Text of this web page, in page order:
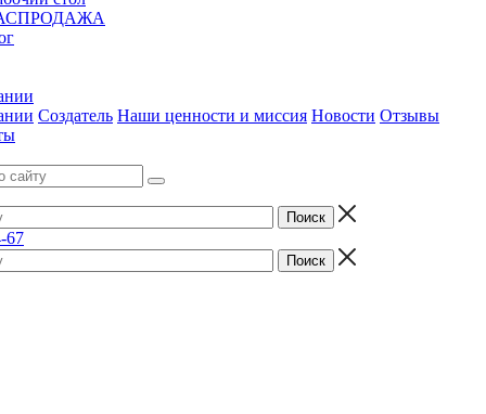
Создатель Наши ценности и миссия Новости Отзывы
67